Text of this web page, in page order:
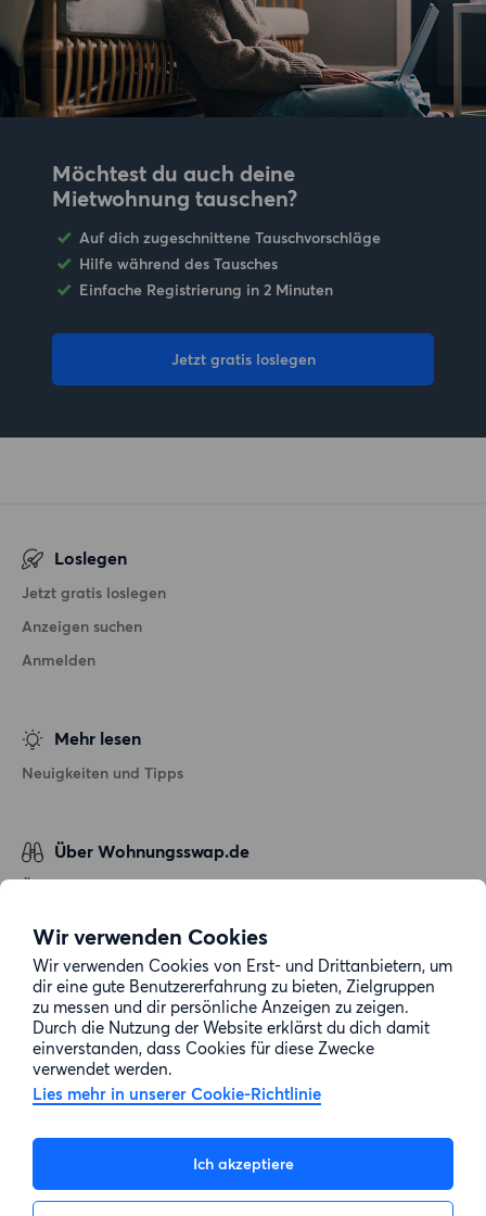
Wir verwenden Cookies
Wir verwenden Cookies von Erst- und Drittanbietern, um
dir eine gute Benutzererfahrung zu bieten, Zielgruppen
zu messen und dir persönliche Anzeigen zu zeigen.
Durch die Nutzung der Website erklärst du dich damit
einverstanden, dass Cookies für diese Zwecke
verwendet werden.
Lies mehr in unserer Cookie-Richtlinie
Ich akzeptiere
Möchtest du auch deine
Mietwohnung tauschen?
Auf dich zugeschnittene Tauschvorschläge
Hilfe während des Tausches
Einfache Registrierung in 2 Minuten
Jetzt gratis loslegen
Loslegen
Jetzt gratis loslegen
Anzeigen suchen
Anmelden
Mehr lesen
Neuigkeiten und Tipps
Über Wohnungsswap.de
Über uns
Datenschutz
Cookie-Richtlinie
Sitemap